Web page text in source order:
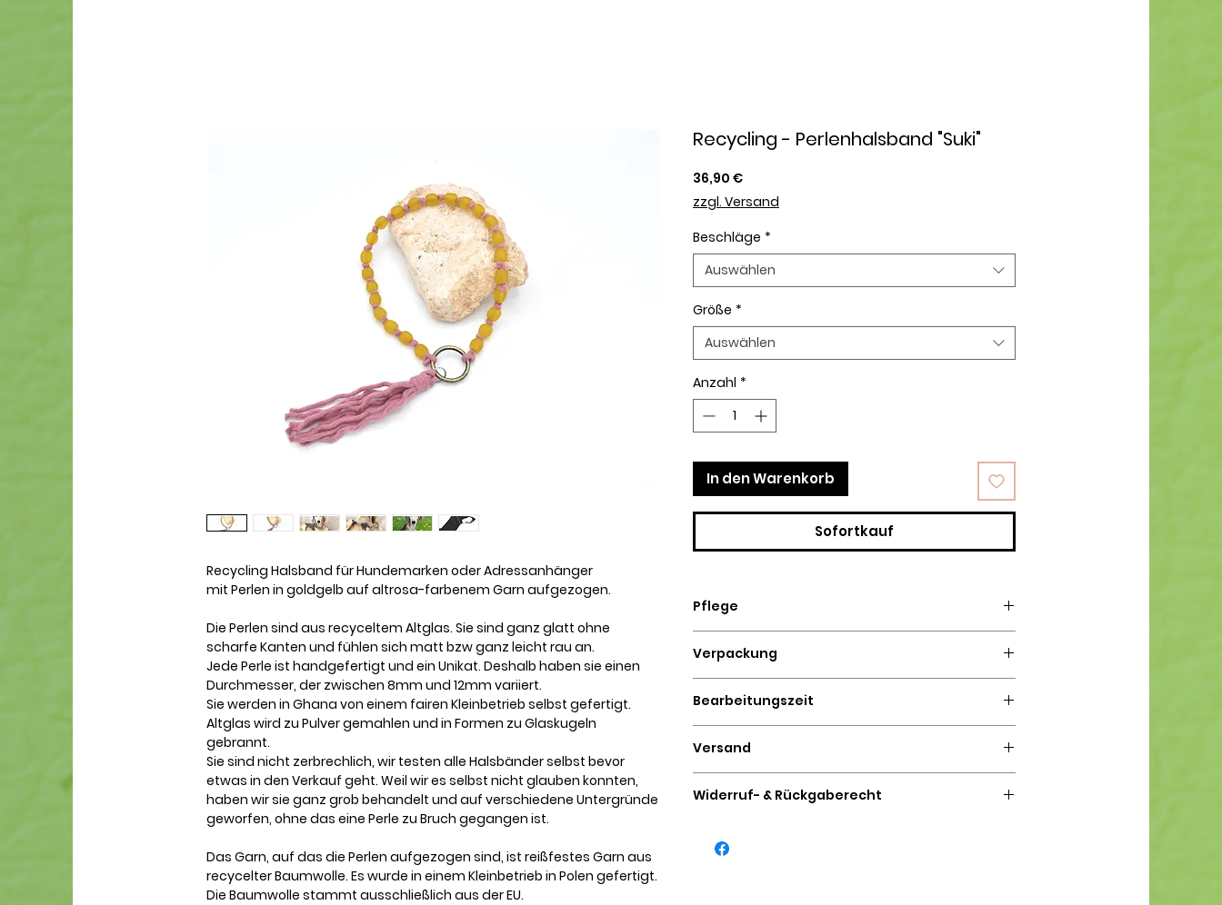
Recycling Halsband für Hundemarken oder Adressanhänger
mit Perlen in goldgelb auf altrosa-farbenem Garn aufgezogen.
Die Perlen sind aus recyceltem Altglas. Sie sind ganz glatt ohne
scharfe Kanten und fühlen sich matt bzw ganz leicht rau an.
Jede Perle ist handgefertigt und ein Unikat. Deshalb haben sie einen
Durchmesser, der zwischen 8mm und 12mm variiert.
Sie werden in Ghana von einem fairen Kleinbetrieb selbst gefertigt.
Altglas wird zu Pulver gemahlen und in Formen zu Glaskugeln
gebrannt.
Sie sind nicht zerbrechlich, wir testen alle Halsbänder selbst bevor
etwas in den Verkauf geht. Weil wir es selbst nicht glauben konnten,
haben wir sie ganz grob behandelt und auf verschiedene Untergründe
geworfen, ohne das eine Perle zu Bruch gegangen ist.
Das Garn, auf das die Perlen aufgezogen sind, ist reißfestes Garn aus
recycelter Baumwolle. Es wurde in einem Kleinbetrieb in Polen gefertigt.
Die Baumwolle stammt ausschließlich aus der EU.
Recycling - Perlenhalsband "Suki"
36,90 €Preis
zzgl. Versand
Beschläge *
Auswählen
Größe *
Auswählen
Anzahl *
In den Warenkorb
Sofortkauf
Pflege
Verpackung
Graskartons.
Bearbeitungszeit
Versand
Widerruf- & Rückgaberecht
ausgeschlossen.